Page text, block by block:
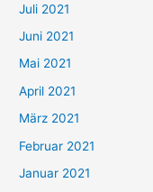
a
c
h
:
Juli 2021
Juni 2021
Mai 2021
April 2021
März 2021
Februar 2021
Januar 2021